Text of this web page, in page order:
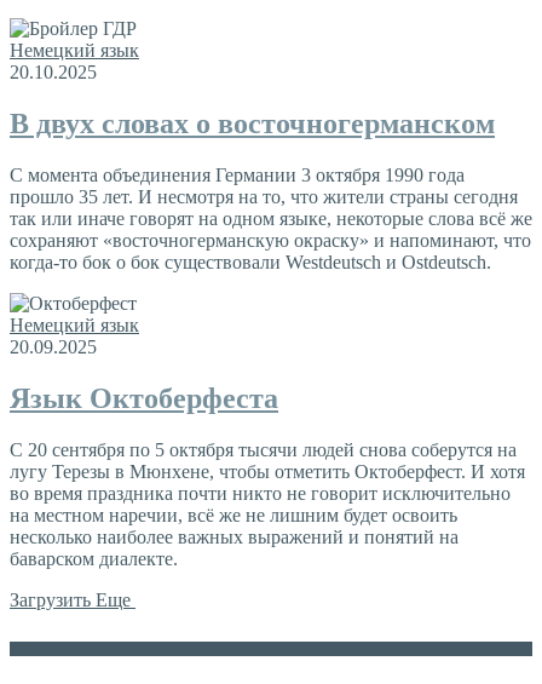
Немецкий язык
20.10.2025
В двух словах о восточногерманском
С момента объединения Германии 3 октября 1990 года
прошло 35 лет. И несмотря на то, что жители страны сегодня
так или иначе говорят на одном языке, некоторые слова всё же
сохраняют «восточногерманскую окраску» и напоминают, что
когда-то бок о бок существовали Westdeutsch и Оstdeutsch.
Немецкий язык
20.09.2025
Язык Октоберфеста
С 20 сентября по 5 октября тысячи людей снова соберутся на
лугу Терезы в Мюнхене, чтобы отметить Октоберфест. И хотя
во время праздника почти никто не говорит исключительно
на местном наречии, всё же не лишним будет освоить
несколько наиболее важных выражений и понятий на
баварском диалекте.
Загрузить Еще